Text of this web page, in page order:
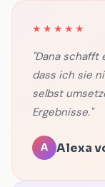
★★★★★
"Dana schafft
dass ich sie
selbst
Ergebnisse."
A Alexa